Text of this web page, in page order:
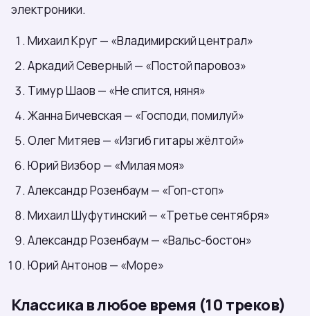
электроники.
Михаил Круг — «Владимирский централ»
Аркадий Северный — «Постой паровоз»
Тимур Шаов — «Не спится, няня»
Жанна Бичевская — «Господи, помилуй»
Олег Митяев — «Изгиб гитары жёлтой»
Юрий Визбор — «Милая моя»
Александр Розенбаум — «Гоп-стоп»
Михаил Шуфутинский — «Третье сентября»
Александр Розенбаум — «Вальс-бостон»
Юрий Антонов — «Море»
Классика в любое время (10 треков)